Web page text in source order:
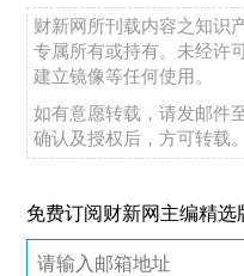
财新网所刊载内容之知识
专属所有或持有。未经许
建立镜像等任何使用。
如有意愿转载，请发邮件
确认及授权后，方可转载。
免费订阅财新网主编精选